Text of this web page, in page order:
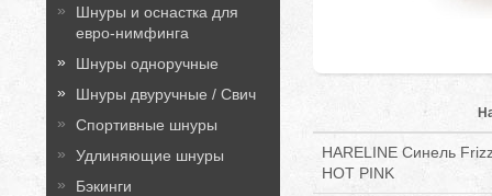
Шнуры и оснастка для
евро-нимфинга
Шнуры одноручные
Шнуры двуручные / Свич
Спортивные шнуры
Удлиняющие шнуры
Бэкинги
HARELINE Синель
HOT PINK